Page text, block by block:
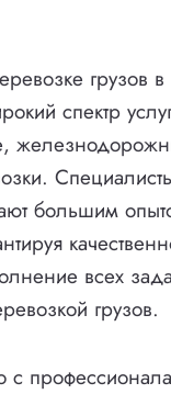
грузов в
спектр
большим
всех
грузов.
с